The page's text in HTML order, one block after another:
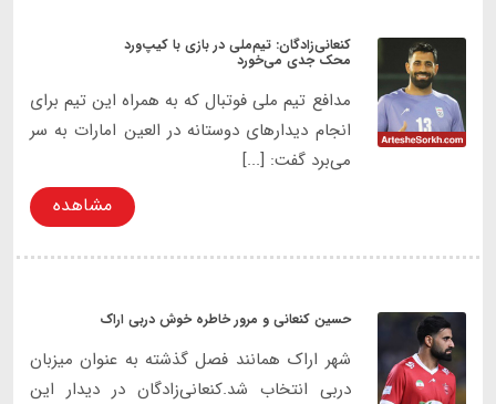
کنعانی‌زادگان: تیم‌ملی در بازی با کیپ‌ورد
محک جدی می‌خورد
مدافع تیم ملی فوتبال که به همراه این تیم برای
انجام دیدارهای دوستانه در العین امارات به سر
می‌برد گفت: [...]
مشاهده
حسین کنعانی و مرور خاطره خوش دربی اراک
شهر اراک همانند فصل گذشته به عنوان میزبان
دربی انتخاب شد.کنعانی‌زادگان در دیدار این